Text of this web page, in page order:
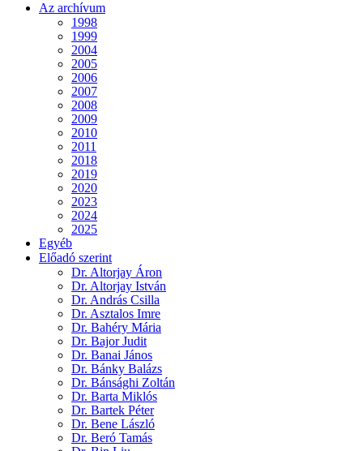
Az archívum
1998
1999
2004
2005
2006
2007
2008
2009
2010
2011
2018
2019
2020
2023
2024
2025
Egyéb
Előadó szerint
Dr. Altorjay Áron
Dr. Altorjay István
Dr. András Csilla
Dr. Asztalos Imre
Dr. Bahéry Mária
Dr. Bajor Judit
Dr. Banai János
Dr. Bánky Balázs
Dr. Bánsághi Zoltán
Dr. Barta Miklós
Dr. Bartek Péter
Dr. Bene László
Dr. Beró Tamás